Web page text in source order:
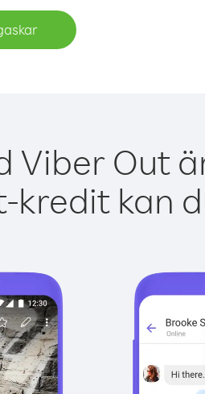
Viber Out
kredit kan